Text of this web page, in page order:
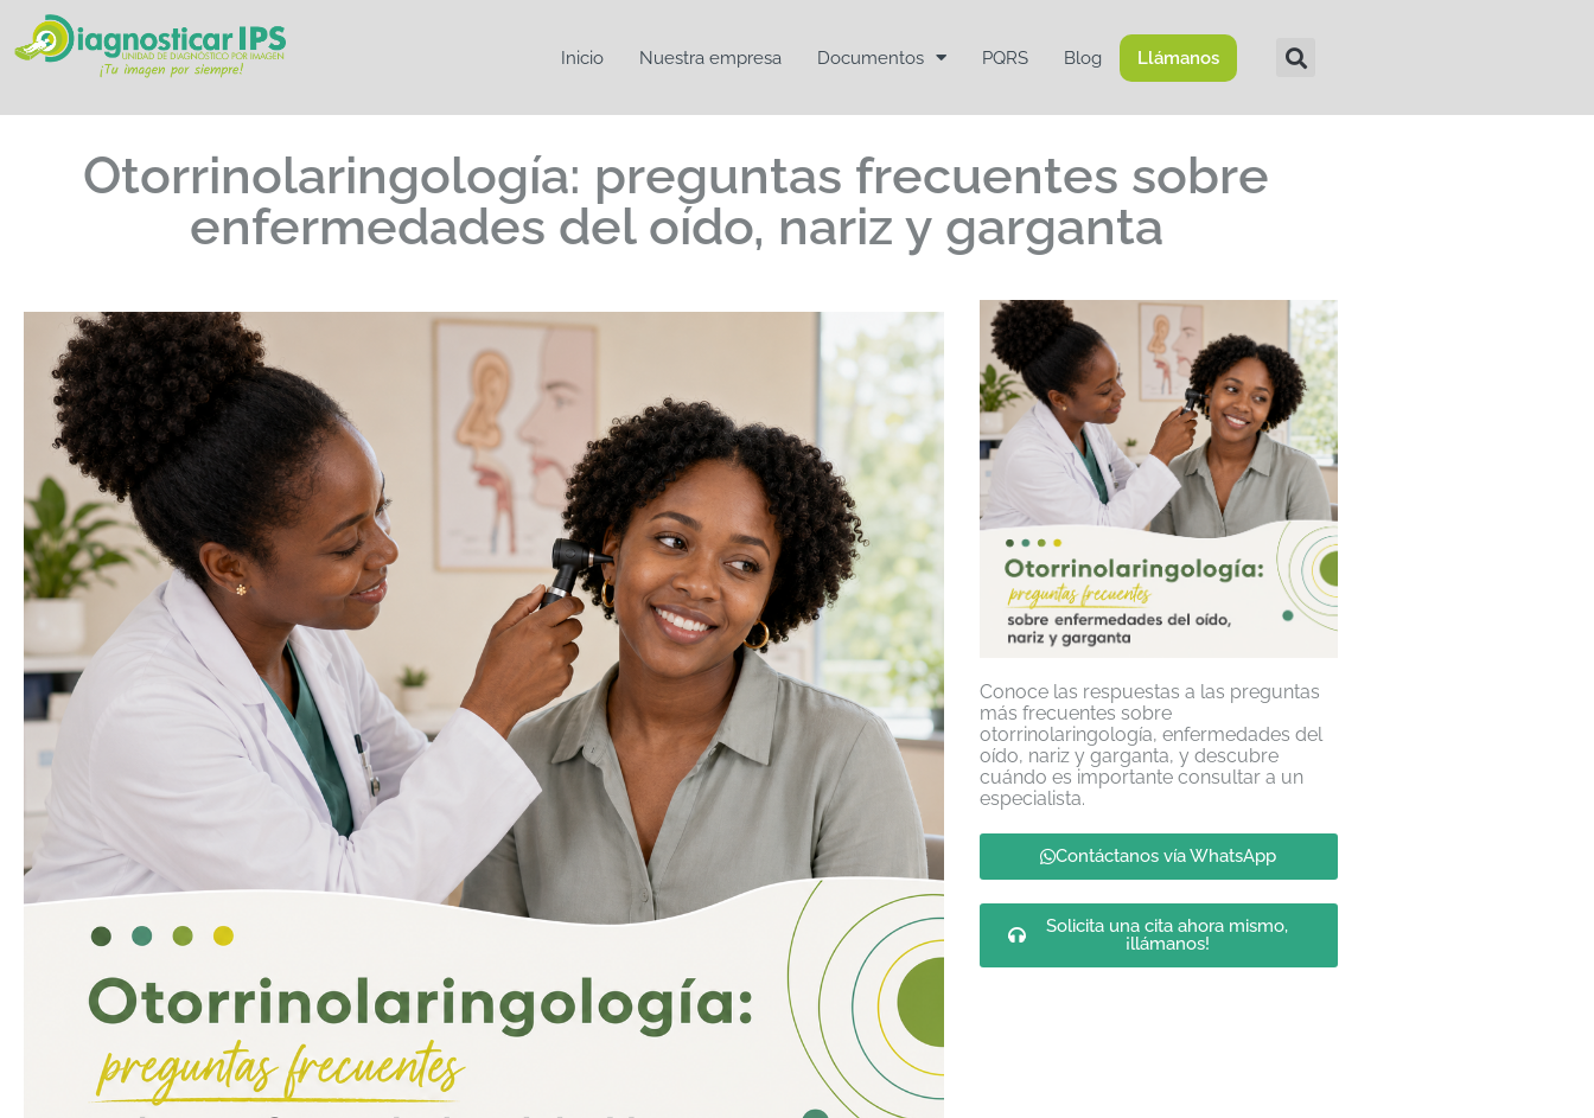
Inicio Nuestra empresa Documentos PQRS Blog Llámanos
Otorrinolaringología: preguntas frecuentes sobre
enfermedades del oído, nariz y garganta
Conoce las respuestas a las preguntas
más frecuentes sobre
otorrinolaringología, enfermedades del
oído, nariz y garganta, y descubre
cuándo es importante consultar a un
especialista.
Contáctanos vía WhatsApp
Solicita una cita ahora mismo,
¡llámanos!